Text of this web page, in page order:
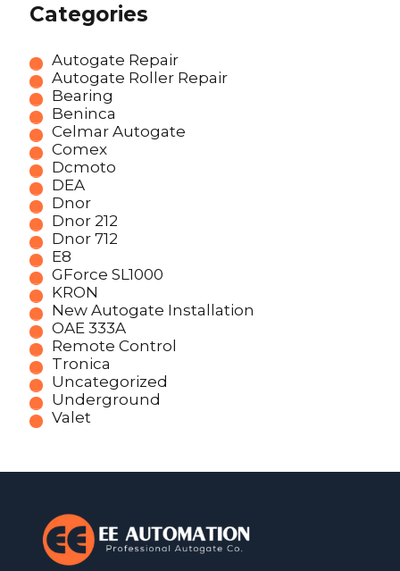
Categories
Autogate Repair
Autogate Roller Repair
Bearing
Beninca
Celmar Autogate
Comex
Dcmoto
DEA
Dnor
Dnor 212
Dnor 712
E8
GForce SL1000
KRON
New Autogate Installation
OAE 333A
Remote Control
Tronica
Uncategorized
Underground
Valet